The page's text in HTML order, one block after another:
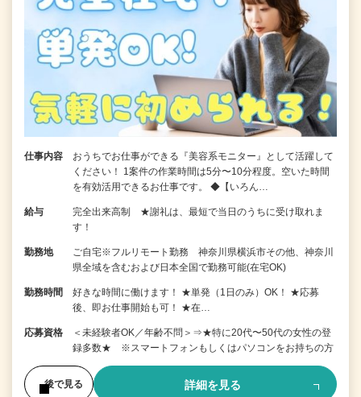
仕事内容
おうちでお仕事ができる『美容系モニター』として活躍して
ください！ 1案件の作業時間は5分〜10分程度。空いた時間
を有効活用できるお仕事です。 ◆【いろん…
給与
完全出来高制 ★謝礼は、最短で当日のうちに受け取れま
す！
勤務地
ご自宅※フルリモート勤務 神奈川県横浜市その他、神奈川
県全域を含むおよび日本全国で勤務可能(在宅OK)
勤務時間
好きな時間に働けます！ ★単発（1日のみ）OK！ ★応募
後、即お仕事開始も可！ ★在…
応募資格
＜未経験者OK／年齢不問＞⇒★特に20代〜50代の女性の登
録多数★ ※スマートフォンもしくはパソコンをお持ちの方
後で見る 詳細を見る